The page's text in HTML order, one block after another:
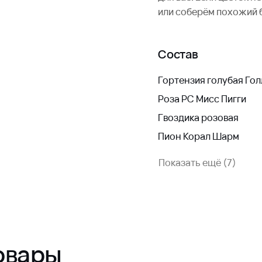
или соберём похожий
Состав
Гортензия голубая
Роза РС Мисс Пигги
Гвоздика розовая
Пион Корал Шарм
Показать ещё (7)